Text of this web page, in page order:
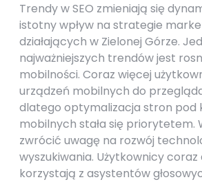
Trendy w SEO zmieniają się
istotny wpływ na strategie
działających w Zielonej Górze.
najważniejszych trendów jest
mobilności. Coraz więcej
urządzeń mobilnych do
dlatego optymalizacja stron pod
mobilnych stała się priorytetem.
zwrócić uwagę na rozwój
wyszukiwania. Użytkownicy coraz
korzystają z asystentów